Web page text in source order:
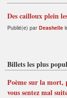
Des cailloux plein
Publié(e) par Deashelle
Billets les plus
Poème sur la mort,
vous sentez mal